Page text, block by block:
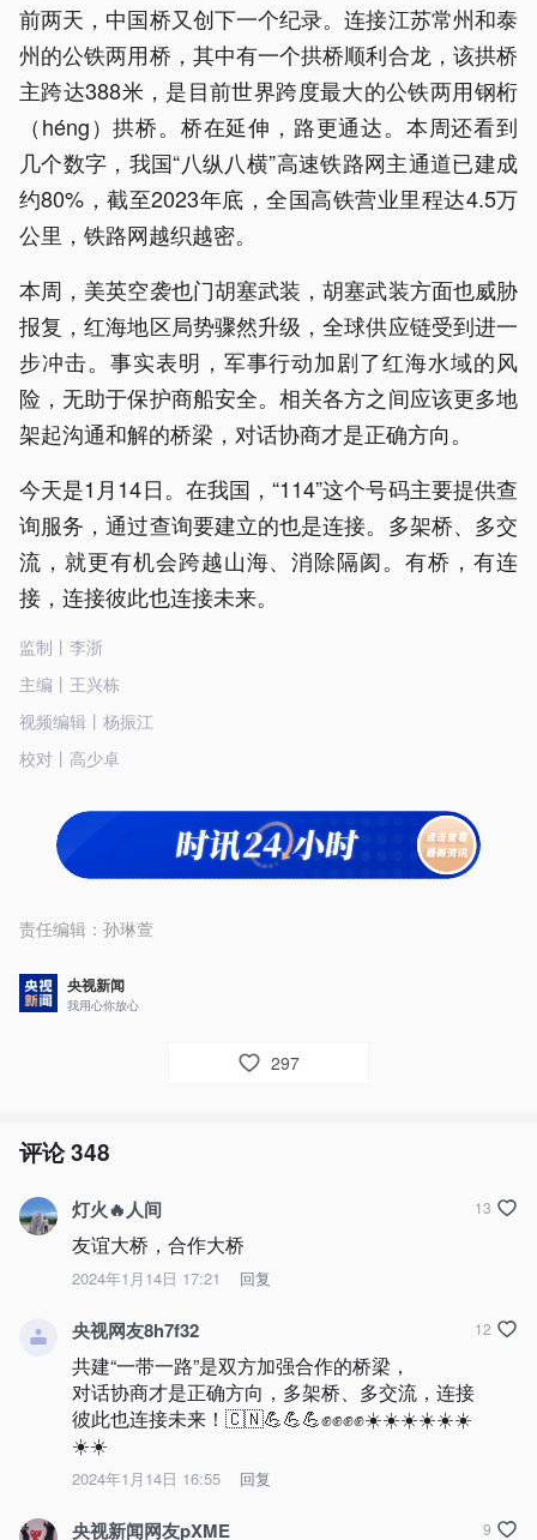
前两天，中国桥又创下一个纪录。连接江苏常州和泰
州的公铁两用桥，其中有一个拱桥顺利合龙，该拱桥
主跨达388米，是目前世界跨度最大的公铁两用钢桁
（héng）拱桥。桥在延伸，路更通达。本周还看到
几个数字，我国“八纵八横”高速铁路网主通道已建成
约80%，截至2023年底，全国高铁营业里程达4.5万
公里，铁路网越织越密。
本周，美英空袭也门胡塞武装，胡塞武装方面也威胁
报复，红海地区局势骤然升级，全球供应链受到进一
步冲击。事实表明，军事行动加剧了红海水域的风
险，无助于保护商船安全。相关各方之间应该更多地
架起沟通和解的桥梁，对话协商才是正确方向。
今天是1月14日。在我国，“114”这个号码主要提供查
询服务，通过查询要建立的也是连接。多架桥、多交
流，就更有机会跨越山海、消除隔阂。有桥，有连
接，连接彼此也连接未来。
监制丨李浙
主编丨王兴栋
视频编辑丨杨振江
校对丨高少卓
责任编辑： 孙琳萱
央视新闻
我用心你放心
297
评论348
灯火🔥人间
友谊大桥，合作大桥
2024年1月14日 17:21 回复
13
央视网友8h7f32
共建“一带一路”是双方加强合作的桥梁，
对话协商才是正确方向，多架桥、多交流，连接
彼此也连接未来！🇨🇳💪💪💪✊✊✊✊☀️☀️☀️☀️☀️☀️
☀️☀️
2024年1月14日 16:55 回复
12
央视新闻网友pXME 9